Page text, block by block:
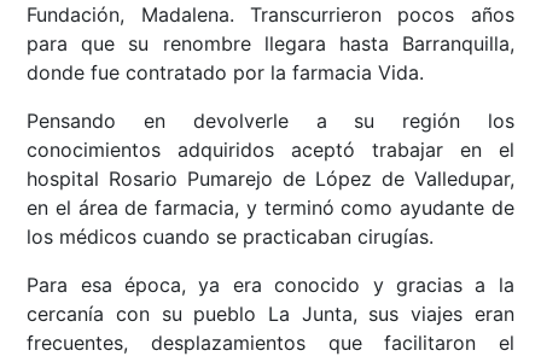
Fundación, Madalena. Transcurrieron pocos años
para que su renombre llegara hasta Barranquilla,
donde fue contratado por la farmacia Vida.
Pensando en devolverle a su región los
conocimientos adquiridos aceptó trabajar en el
hospital Rosario Pumarejo de López de Valledupar,
en el área de farmacia, y terminó como ayudante de
los médicos cuando se practicaban cirugías.
Para esa época, ya era conocido y gracias a la
cercanía con su pueblo La Junta, sus viajes eran
frecuentes, desplazamientos que facilitaron el